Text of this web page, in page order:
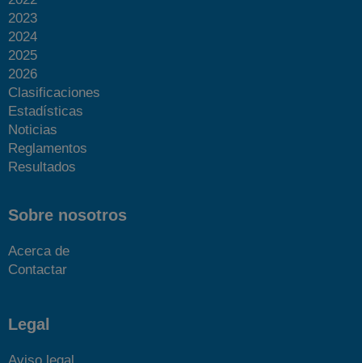
2023
2024
2025
2026
Clasificaciones
Estadísticas
Noticias
Reglamentos
Resultados
Sobre nosotros
Acerca de
Contactar
Legal